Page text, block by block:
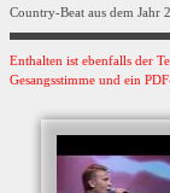
Country-Beat aus dem Jahr
Enthalten ist ebenfalls der
Gesangsstimme und ein